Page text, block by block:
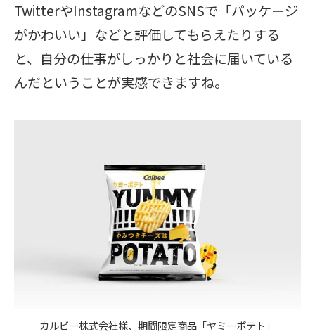
TwitterやInstagramなどのSNSで「パッケージ
がかわいい」などと評価してもらえたりする
と、自分の仕事がしっかりと社会に届いている
んだということが実感できますね。
カルビー株式会社様、期間限定商品「ヤミーポテト」